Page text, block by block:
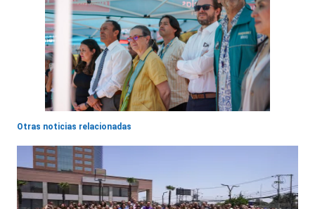
Otras noticias relacionadas